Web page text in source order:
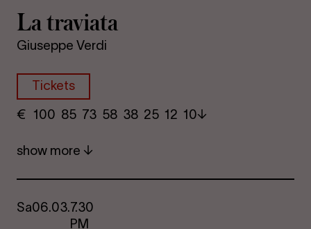
La travi­ata
Giuseppe Verdi
Tickets
€ ​ 100 85 73​ 58 38 25​ 12 10
show more
Sa06.03.7.30
PM